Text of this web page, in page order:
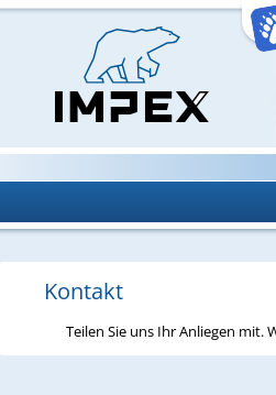
Kontakt
Teilen Sie uns Ihr Anliegen mit.